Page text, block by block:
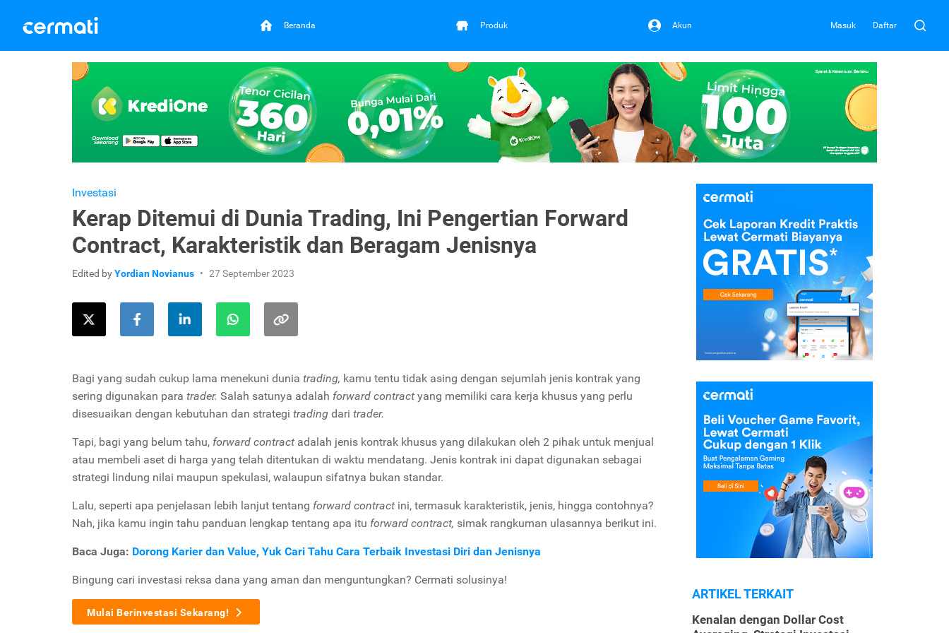
Beranda Produk Akun Masuk Daftar
Investasi
Kerap Ditemui di Dunia Trading, Ini Pengertian Forward
Contract, Karakteristik dan Beragam Jenisnya
Edited byYordian Novianus 27 September 2023
Bagi yang sudah cukup lama menekuni dunia trading, kamu tentu tidak asing dengan sejumlah jenis kontrak yang
sering digunakan para trader. Salah satunya adalah forward contract yang memiliki cara kerja khusus yang perlu
disesuaikan dengan kebutuhan dan strategi trading dari trader.
Tapi, bagi yang belum tahu, forward contract adalah jenis kontrak khusus yang dilakukan oleh 2 pihak untuk menjual
atau membeli aset di harga yang telah ditentukan di waktu mendatang. Jenis kontrak ini dapat digunakan sebagai
strategi lindung nilai maupun spekulasi, walaupun sifatnya bukan standar.
Lalu, seperti apa penjelasan lebih lanjut tentang forward contract ini, termasuk karakteristik, jenis, hingga contohnya?
Nah, jika kamu ingin tahu panduan lengkap tentang apa itu forward contract, simak rangkuman ulasannya berikut ini.
Baca Juga: Dorong Karier dan Value, Yuk Cari Tahu Cara Terbaik Investasi Diri dan Jenisnya
Bingung cari investasi reksa dana yang aman dan menguntungkan? Cermati solusinya!
Mulai Berinvestasi Sekarang!
ARTIKEL TERKAIT
Kenalan dengan Dollar Cost